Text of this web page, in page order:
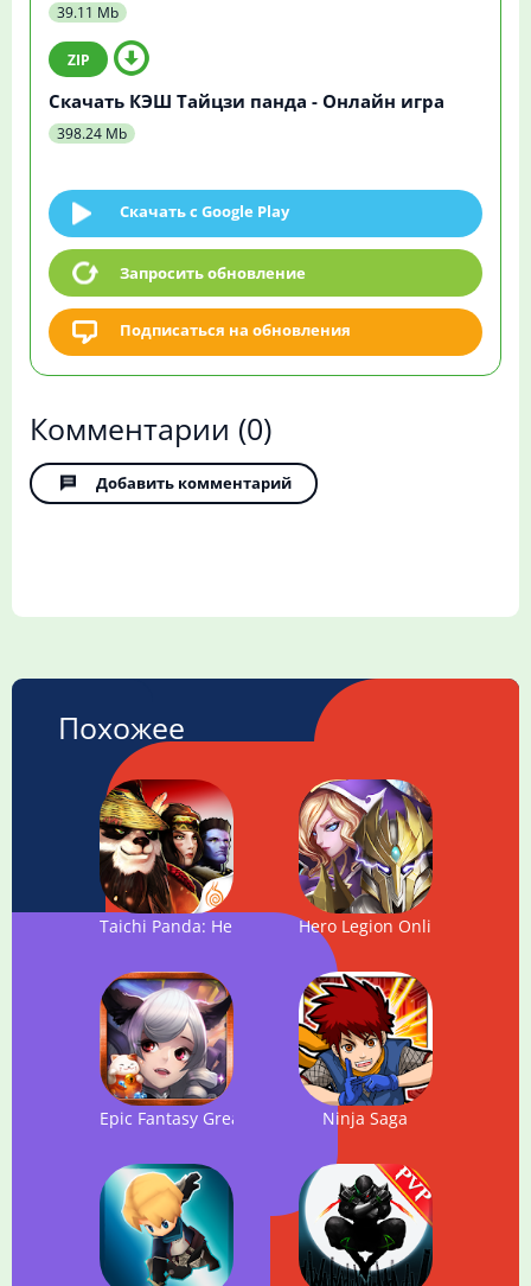
39.11 Mb
Скачать КЭШ Тайцзи панда - Онлайн игра
398.24 Mb
Скачать c Google Play
Запросить обновление
Подписаться на обновления
Комментарии (0)
Добавить комментарий
Похожее
Taichi Panda: Heroes Hero Legion Online - 3D
Epic Fantasy Great War Ninja Saga